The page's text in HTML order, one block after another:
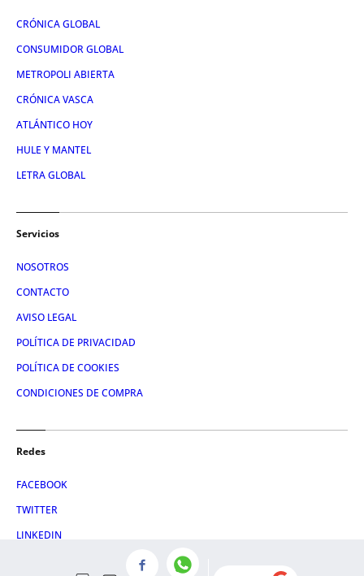
CRÓNICA GLOBAL
CONSUMIDOR GLOBAL
METROPOLI ABIERTA
CRÓNICA VASCA
ATLÁNTICO HOY
HULE Y MANTEL
LETRA GLOBAL
Servicios
NOSOTROS
CONTACTO
AVISO LEGAL
POLÍTICA DE PRIVACIDAD
POLÍTICA DE COOKIES
CONDICIONES DE COMPRA
Redes
FACEBOOK
TWITTER
LINKEDIN